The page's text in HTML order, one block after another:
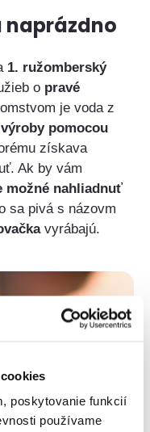
poskytovanie funkcií
používame
1. ružomberský
o pravé
je voda z
pomocou
získava
Ak by vám
možné nahliadnuť
sa pivá s názovm
vyrábajú.